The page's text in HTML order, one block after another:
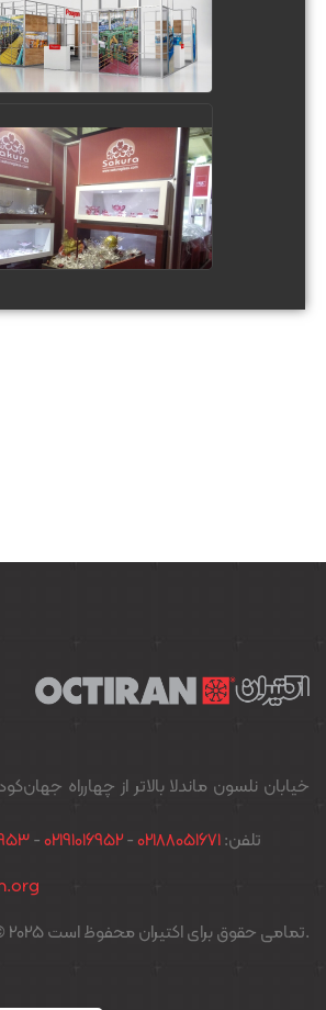
خیابان نلسون ماندلا بالاتر از چهارراه
تلفن:02188051671
-
02191016952
-
© 2025 تمامی حقوق برای اکتیران محفوظ است.